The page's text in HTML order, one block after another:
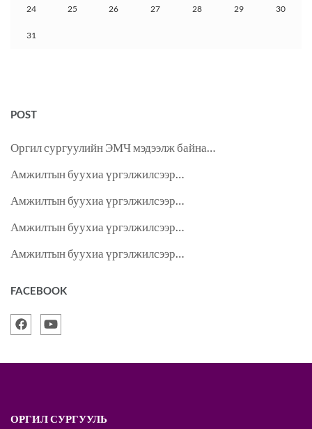
24 25 26 27 28 29 30
31
POST
Оргил сургуулийн ЭМЧ мэдээлж байна…
Амжилтын буухиа үргэлжилсээр…
Амжилтын буухиа үргэлжилсээр…
Амжилтын буухиа үргэлжилсээр…
Амжилтын буухиа үргэлжилсээр…
FACEBOOK
ОРГИЛ СУРГУУЛЬ